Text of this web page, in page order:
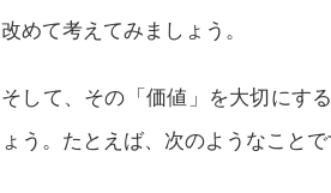
改めて考えてみましょう。
そして、その「価値」を大切にす
ょう。たとえば、次のようなことで